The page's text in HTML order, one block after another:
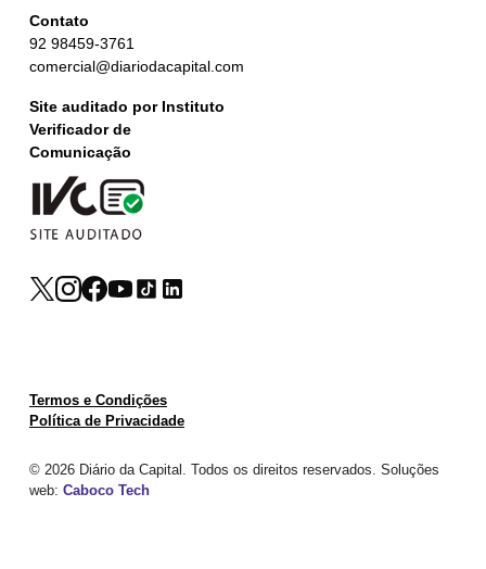
Contato
92 98459-3761
comercial@diariodacapital.com
Site auditado por Instituto
Verificador de
Comunicação
© 2026 Diário da Capital. Todos os direitos reservados. Soluções
web: Caboco Tech
Termos e Condições
Política de Privacidade